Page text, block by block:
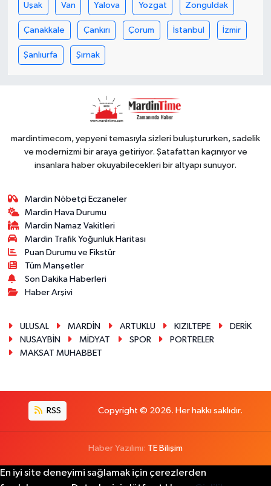
Uşak Van Yalova Yozgat Zonguldak
Çanakkale Çankırı Çorum İstanbul İzmir
Şanlıurfa Şırnak
mardintimecom, yepyeni temasıyla sizleri buluştururken, sadelik
ve modernizmi bir araya getiriyor. Şatafattan kaçınıyor ve
insanlara haber okuyabilecekleri bir altyapı sunuyor.
Mardin Nöbetçi Eczaneler
Mardin Hava Durumu
Mardin Namaz Vakitleri
Mardin Trafik Yoğunluk Haritası
Puan Durumu ve Fikstür
Tüm Manşetler
Son Dakika Haberleri
Haber Arşivi
ULUSAL MARDİN ARTUKLU KIZILTEPE
DERİK
NUSAYBİN
MİDYAT SPOR
PORTRELER
MAKSAT MUHABBET
RSS Copyright © 2026. Her hakkı saklıdır.
Haber Yazılımı: TE Bilişim
En iyi site deneyimi sağlamak için çerezlerden